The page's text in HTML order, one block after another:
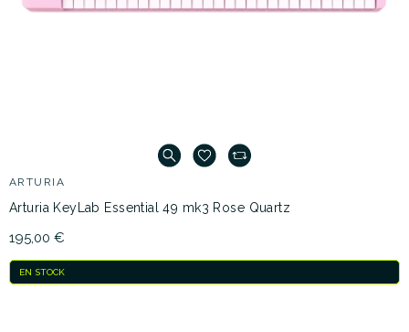
ARTURIA
Arturia KeyLab Essential 49 mk3 Rose Quartz
195,00 €
EN STOCK